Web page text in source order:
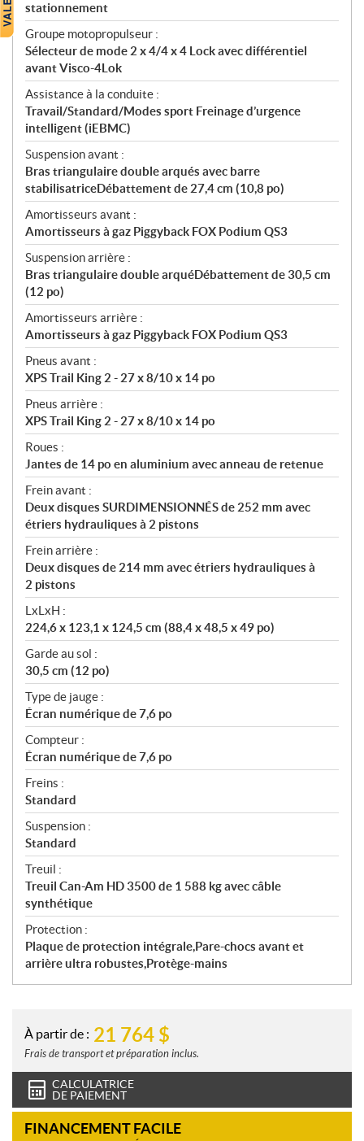
stationnement
Groupe motopropulseur :
Sélecteur de mode 2 x 4/4 x 4 Lock avec différentiel
avant Visco-4Lok
Assistance à la conduite :
Travail/Standard/Modes sport Freinage d’urgence
intelligent (iEBMC)
Suspension avant :
Bras triangulaire double arqués avec barre
stabilisatriceDébattement de 27,4 cm (10,8 po)
Amortisseurs avant :
Amortisseurs à gaz Piggyback FOX Podium QS3
Suspension arrière :
Bras triangulaire double arquéDébattement de 30,5 cm
(12 po)
Amortisseurs arrière :
Amortisseurs à gaz Piggyback FOX Podium QS3
Pneus avant :
XPS Trail King 2 - 27 x 8/10 x 14 po
Pneus arrière :
XPS Trail King 2 - 27 x 8/10 x 14 po
Roues :
Jantes de 14 po en aluminium avec anneau de retenue
Frein avant :
Deux disques SURDIMENSIONNÉS de 252 mm avec
étriers hydrauliques à 2 pistons
Frein arrière :
Deux disques de 214 mm avec étriers hydrauliques à
2 pistons
LxLxH :
224,6 x 123,1 x 124,5 cm (88,4 x 48,5 x 49 po)
Garde au sol :
30,5 cm (12 po)
Type de jauge :
Écran numérique de 7,6 po
Compteur :
Écran numérique de 7,6 po
Freins :
Standard
Suspension :
Standard
Treuil :
Treuil Can-Am HD 3500 de 1 588 kg avec câble
synthétique
Protection :
Plaque de protection intégrale,Pare-chocs avant et
arrière ultra robustes,Protège-mains
À partir de : 21 764 $
Frais de transport et préparation inclus.
CALCULATRICE
DE PAIEMENT
FINANCEMENT FACILE